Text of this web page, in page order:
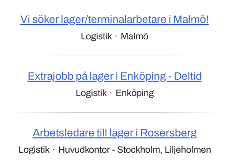
Vi söker lager/terminalarbetare i Malmö!
Logistik · Malmö
Extrajobb på lager i Enköping - Deltid
Logistik · Enköping
Arbetsledare till lager i Rosersberg
Logistik · Huvudkontor - Stockholm, Liljeholmen